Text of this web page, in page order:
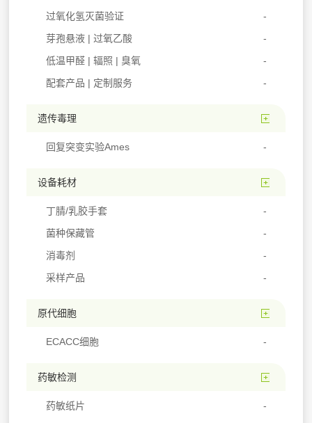
过氧化氢灭菌验证
芽孢悬液 | 过氧乙酸
低温甲醛 | 辐照 | 臭氧
配套产品 | 定制服务
遗传毒理
回复突变实验Ames
设备耗材
丁腈/乳胶手套
菌种保藏管
消毒剂
采样产品
原代细胞
ECACC细胞
药敏检测
药敏纸片